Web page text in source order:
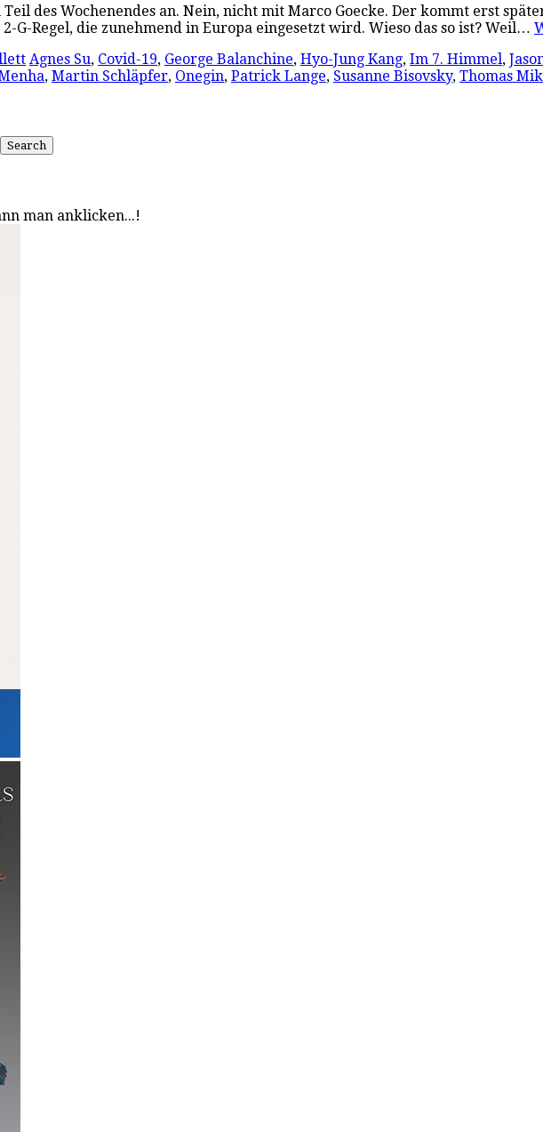
des Wochenendes an. Nein, nicht mit Marco Goecke. Der kommt erst
G-Regel, die zunehmend in Europa eingesetzt wird. Wieso das so ist? Weil…
Agnes Su, Covid-19, George Balanchine, Hyo-Jung Kang, Im 7. Himmel,
, Martin Schläpfer, Onegin, Patrick Lange, Susanne Bisovsky, Thomas
man anklicken...!